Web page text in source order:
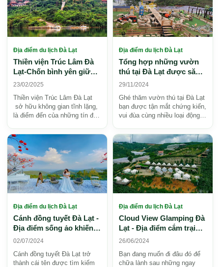
Địa điểm du lịch Đà Lạt
Thiền viện Trúc Lâm Đà
Lạt-Chốn bình yên giữa
rừng núi hùng vĩ
23/02/2025
Thiền viện Trúc Lâm Đà Lạt
sở hữu không gian tĩnh lặng,
là điểm đến của những tín đồ
của những a...
Địa điểm du lịch Đà Lạt
Tổng hợp những vườn
thú tại Đà Lạt được săn
đón
29/11/2024
Ghé thăm vườn thú tại Đà Lạt
bạn được tận mắt chứng kiến,
vui đùa cùng nhiều loại động
những vườn t...
Địa điểm du lịch Đà Lạt
Cánh đồng tuyết Đà Lạt -
Địa điểm sống ảo khiến
bạn phải say
02/07/2024
Cánh đồng tuyết Đà Lạt trở
thành cái tên được tìm kiếm
Địa điểm du lịch Đà Lạt
Cloud View Glamping Đà
Lạt - Địa điểm cắm trại
được săn đón
26/06/2024
Bạn đang muốn đi đâu đó để
chữa lành sau những ngay